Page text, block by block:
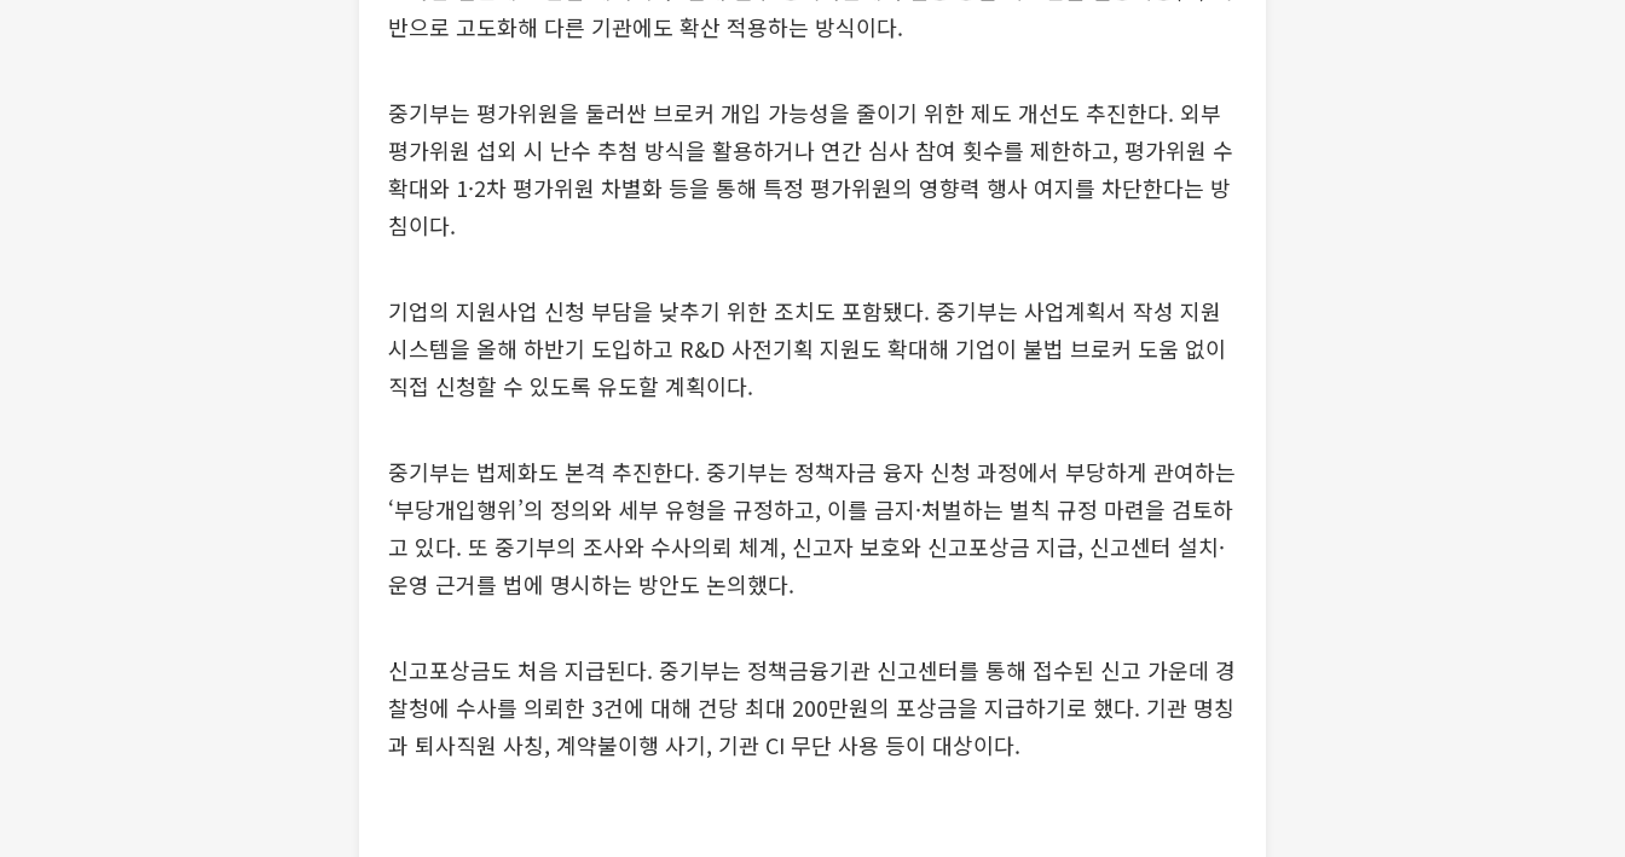
반으로 고도화해 다른 기관에도 확산 적용하는 방식이다.
중기부는 평가위원을 둘러싼 브로커 개입 가능성을 줄이기 위한 제도 개선도 추진한다. 외부
평가위원 섭외 시 난수 추첨 방식을 활용하거나 연간 심사 참여 횟수를 제한하고, 평가위원 수
확대와 1·2차 평가위원 차별화 등을 통해 특정 평가위원의 영향력 행사 여지를 차단한다는 방
침이다.
기업의 지원사업 신청 부담을 낮추기 위한 조치도 포함됐다. 중기부는 사업계획서 작성 지원
시스템을 올해 하반기 도입하고 R&D 사전기획 지원도 확대해 기업이 불법 브로커 도움 없이
직접 신청할 수 있도록 유도할 계획이다.
중기부는 법제화도 본격 추진한다. 중기부는 정책자금 융자 신청 과정에서 부당하게 관여하는
‘부당개입행위’의 정의와 세부 유형을 규정하고, 이를 금지·처벌하는 벌칙 규정 마련을 검토하
고 있다. 또 중기부의 조사와 수사의뢰 체계, 신고자 보호와 신고포상금 지급, 신고센터 설치·
운영 근거를 법에 명시하는 방안도 논의했다.
신고포상금도 처음 지급된다. 중기부는 정책금융기관 신고센터를 통해 접수된 신고 가운데 경
찰청에 수사를 의뢰한 3건에 대해 건당 최대 200만원의 포상금을 지급하기로 했다. 기관 명칭
과 퇴사직원 사칭, 계약불이행 사기, 기관 CI 무단 사용 등이 대상이다.